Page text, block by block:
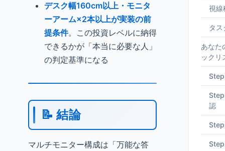
デスク幅160cm以上・モニタ
ーアーム×2本以上が実装の前
提条件。この投資レベルに納得
できるかが「本当に必要な人」
の判定基準になる
📝 結論
マルチモニター構成は「万能な答
視線
タ
あなた
ックリ
認